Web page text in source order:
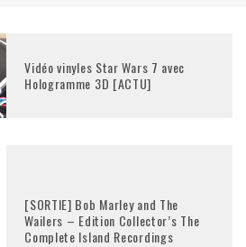
Vidéo vinyles Star Wars 7 avec
Hologramme 3D [ACTU]
[SORTIE] Bob Marley and The
Wailers – Edition Collector’s The
Complete Island Recordings